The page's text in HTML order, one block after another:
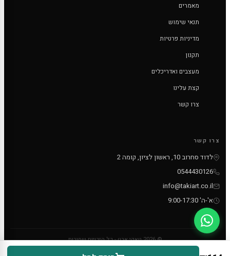
מאמרים
תנאי שימוש
מדיניות פרטיות
תקנון
מעצבים ואדריכלים
קצת עלינו
צרו קשר
צרו קשר
לדוד סחרוב 10, ראשון לציון, קומה 2
0544430126
info@takiart.co.il
א'-ה' 9:00-17:30
© 2026 טאקי ארט - כל הזכויות שמורות